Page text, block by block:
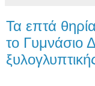
Τα επτά
το Γυμνάσιο